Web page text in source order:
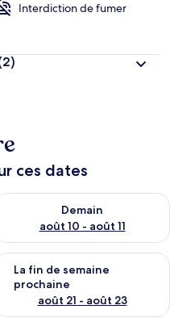
Interdiction de fumer
ces dates
août 9 - août 10
Demain
août 10 - août 11
la disponibilité pour
de semaine août 14 -
La fin de semaine
prochaine
août 21 - août 23
la disponibilité pour